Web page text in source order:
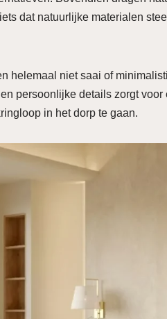
dat natuurlijke materialen
helemaal niet saai of
persoonlijke details zorgt
in het dorp te gaan.